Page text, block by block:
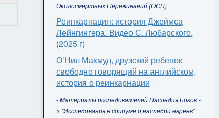
Околосмертных Переживаний (ОСП)
Реинкарнация: история Джеймса
Лейнгингера. Видео С. Любарского.
(2025 г)
О’Нил Махмуд, друзский ребенок
свободно говорящий на английском,
история о реинкарнации
- Материалы исследователей Наследия Богов -
> "Исследования в социуме о наследии евреев"